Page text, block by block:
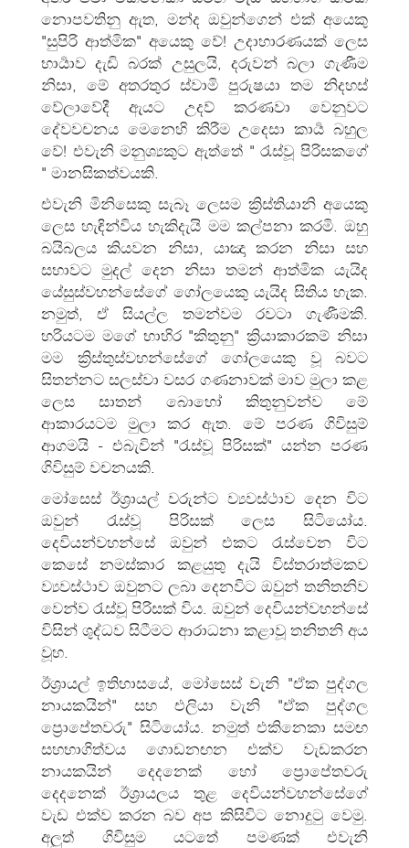
නොපවතිනු ඇත, මන්ද ඔවුන්ගෙන් එක් අයෙකු
"සුපිරි ආත්මික" අයෙකු වේ! උදාහාරණයක් ලෙස
භාර්‍යාව දැඩි බරක් උසුලයි, දරුවන් බලා ගැණීම
නිසා, මේ අතරතුර ස්වාමි පුරුෂයා තම නිදහස්
වේලාවේදී ඇයට උදව් කරණවා වෙනුවට
දේවවචනය මෙනෙහි කිරීම උදෙසා කාර්‍ය බහුල
වේ! එවැනි මනුශ්‍යකුට ඇත්තේ " රැස්වූ පිරිසකගේ
" මානසිකත්‍වයකි.
එවැනි මිනිසෙකු සැබෑ ලෙසම ක්‍රිස්තියානි අයෙකු
ලෙස හැඳින්විය හැකිදැයි මම කල්පනා කරමි. ඔහු
බයිබලය කියවන නිසා, යාඤා කරන නිසා සහ
සභාවට මුදල් දෙන නිසා තමන් ආත්මික යැයිද
යේසුස්වහන්සේගේ ගෝලයෙකු යැයිද සිතිය හැක.
නමුත්, ඒ සියල්ල තමන්වම රවටා ගැණීමකි.
හරියටම මගේ භාහිර "කිතුනු" ක්‍රියාකාරකම් නිසා
මම ක්‍රිස්තුස්වහන්සේගේ ගෝලයෙකු වූ බවට
සිතන්නට සලස්වා වසර ගණනාවක් මාව මුලා කළ
ලෙස සාතන් බොහෝ කිතුනුවන්ව මේ
ආකාරයටම මුලා කර ඇත. මේ පරණ ගිවිසුම්
ආගමයි - එබැවින් "රැස්වූ පිරිසක්" යන්න පරණ
ගිවිසුම් වචනයකි.
මෝසෙස් ඊශ්‍රායල් වරුන්ට ව්‍යවස්ථාව දෙන විට
ඔවුන් රැස්වූ පිරිසක් ලෙස සිටියෝය.
දෙවියන්වහන්සේ ඔවුන් එකට රැස්වෙන විට
කෙසේ නමස්කාර කළයුතු දැයි විස්තරාත්මකව
ව්‍යවස්ථාව ඔවුනට ලබා දෙනවිට ඔවුන් තනිතනිව
වෙන්ව රැස්වූ පිරිසක් විය. ඔවුන් දෙවියන්වහන්සේ
විසින් ශුද්ධව සිටීමට ආරාධනා කළාවූ තනිතනි අය
වූහ.
ඊශ්‍රායල් ඉතිහාසයේ, මෝසෙස් වැනි "ඒක පුද්ගල
නායකයින්" සහ එලියා වැනි "ඒක පුද්ගල
ප්‍රොපේතවරු" සිටියෝය. නමුත් එකිනෙකා සමඟ
සහභාගිත්‍වය ගොඩනඟන එක්ව වැඩකරන
නායකයින් දෙදනෙක් හෝ ප්‍රොපේතවරු
දෙදනෙක් ඊශ්‍රායලය තුළ දෙවියන්වහන්සේගේ
වැඩ එක්ව කරන බව අප කිසිවිට නොදුටු වෙමු.
අලුත් ගිවිසුම යටතේ පමණක් එවැනි